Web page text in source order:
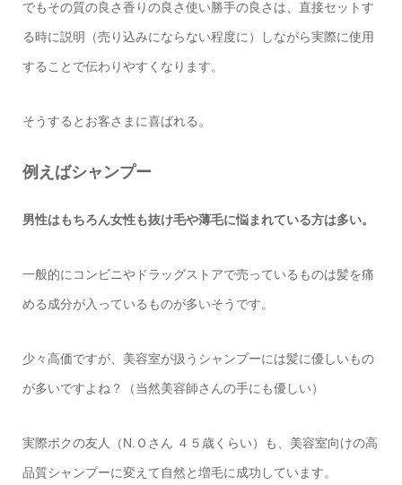
でもその質の良さ香りの良さ使い勝手の良さは、直接セットす
る時に説明（売り込みにならない程度に）しながら実際に使用
することで伝わりやすくなります。
そうするとお客さまに喜ばれる。
例えばシャンプー
男性はもちろん女性も抜け毛や薄毛に悩まれている方は多い。
一般的にコンビニやドラッグストアで売っているものは髪を痛
める成分が入っているものが多いそうです。
少々高価ですが、美容室が扱うシャンプーには髪に優しいもの
が多いですよね？（当然美容師さんの手にも優しい）
実際ボクの友人（N.Ｏさん ４５歳くらい）も、美容室向けの高
品質シャンプーに変えて自然と増毛に成功しています。